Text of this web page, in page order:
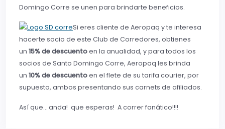
Domingo Corre se unen para brindarte beneficios.
Si eres cliente de Aeropaq y te interesa
hacerte socio de este Club de Corredores, obtienes
un 15% de descuentoen la anualidad, y para todos los
socios de Santo Domingo Corre, Aeropaq les brinda
un 10% de descuentoen el flete de su tarifa courier, por
supuesto, ambos presentando sus carnets de afiliados.
Así que… anda! que esperas! A correr fanático!!!!